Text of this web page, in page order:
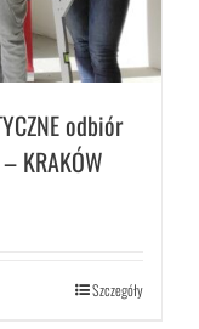
odbiór
KRAKÓW
Szczegóły